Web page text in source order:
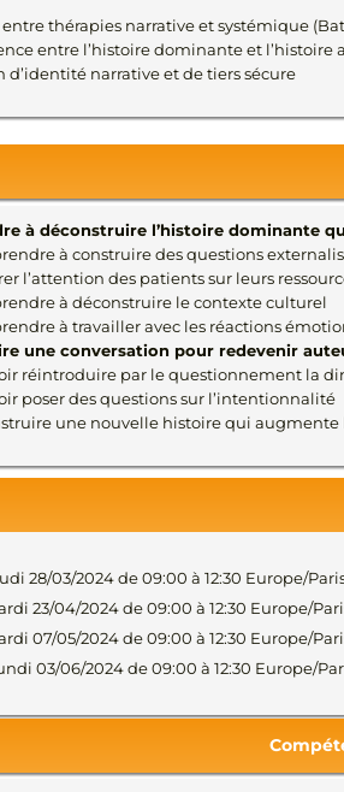
entre thérapies narrative et systémique
entre l’histoire dominante et l’histoire
d’identité narrative et de tiers sécure
à déconstruire l’histoire dominante
à construire des questions
l’attention des patients sur leurs
à déconstruire le contexte culturel
à travailler avec les réactions
une conversation pour redevenir
réintroduire par le questionnement la
poser des questions sur l’intentionnalité
une nouvelle histoire qui augmente
28/03/2024 de 09:00 à 12:30 Europe/
23/04/2024 de 09:00 à 12:30 Europe/
07/05/2024 de 09:00 à 12:30 Europe/
03/06/2024 de 09:00 à 12:30 Europe/